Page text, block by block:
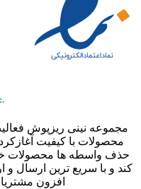
محصولات با کیفیت
حذف واسطه ها محصولات
کند و با سریع ترین ارسال و
افزون